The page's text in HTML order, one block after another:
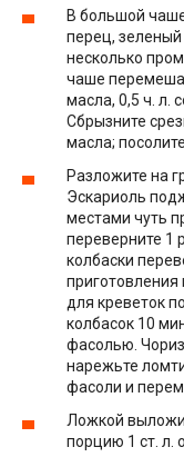
В большой
перец, зеленый
несколько
чаше
масла, 0,5 ч. л.
Сбрызните
масла;
Разложите на
Эскариоль
местами чуть
переверните 1
колбаски
приготовления
для креветок
колбасок 10
фасолью.
нарежьте
фасоли и
Ложкой
порцию 1 ст. л.